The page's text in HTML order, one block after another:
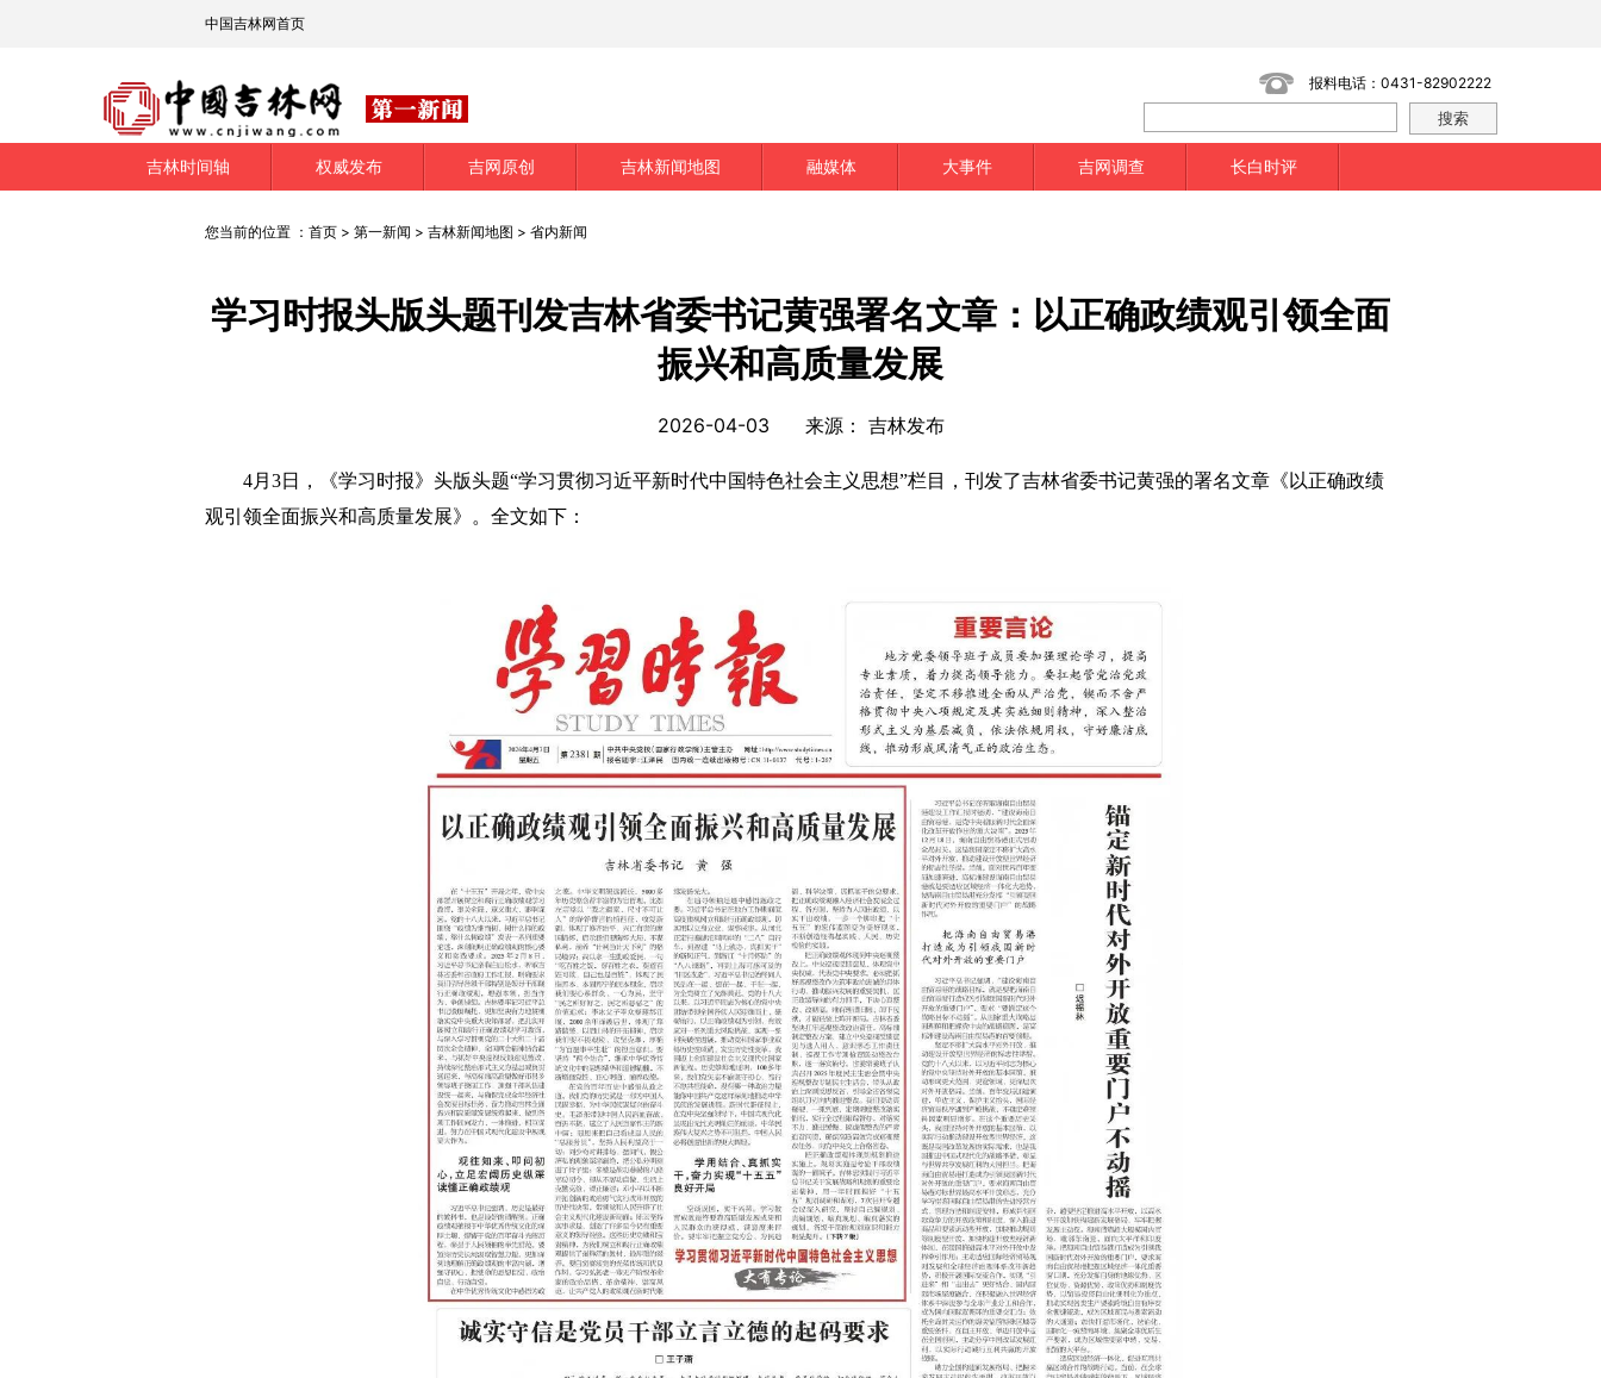
中国吉林网首页
报料电话：0431-82902222
吉林时间轴 权威发布 吉网原创 吉林新闻地图 融媒体 大事件 吉网调查 长白时评
您当前的位置 ： 首页 > 第一新闻 > 吉林新闻地图 > 省内新闻
学习时报头版头题刊发吉林省委书记黄强署名文章：以正确政绩观引领全面
振兴和高质量发展
2026-04-03 来源： 吉林发布
4月3日，《学习时报》头版头题“学习贯彻习近平新时代中国特色社会主义思想”栏目，刊发了吉林省委书记黄强的署名文章《以正确政绩
观引领全面振兴和高质量发展》。全文如下：